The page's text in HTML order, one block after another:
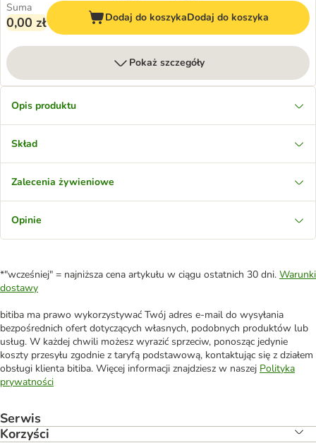
Suma
0,00 zł Dodaj do koszykaDodaj do koszyka
Pokaż szczegóły
Opis produktu
Skład
Zalecenia żywieniowe
Opinie
*"wcześniej" = najniższa cena artykułu w ciągu ostatnich 30 dni. Warunki
dostawy
bitiba ma prawo wykorzystywać Twój adres e-mail do wysyłania
bezpośrednich ofert dotyczących własnych, podobnych produktów lub
usług. W każdej chwili możesz wyrazić sprzeciw, ponosząc jedynie
koszty przesyłu zgodnie z taryfą podstawową, kontaktując się z działem
obsługi klienta bitiba. Więcej informacji znajdziesz w naszej Polityka
prywatności
Serwis
Korzyści